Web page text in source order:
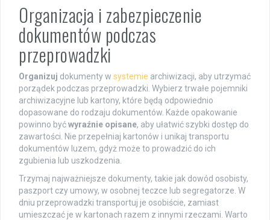
Organizacja i zabezpieczenie
dokumentów podczas
przeprowadzki
Organizuj dokumenty w systemie archiwizacji, aby utrzymać
porządek podczas przeprowadzki. Wybierz trwałe pojemniki
archiwizacyjne lub kartony, które będą odpowiednio
dopasowane do rodzaju dokumentów. Każde opakowanie
powinno byćwyraźnie opisane, aby ułatwić szybki dostęp do
zawartości. Nie przepełniaj kartonów i unikaj transportu
dokumentów luzem, gdyż może to prowadzić do ich
zgubienia lub uszkodzenia.
Trzymaj najważniejsze dokumenty, takie jak dowód osobisty,
paszport czy umowy, w osobnej teczce lub segregatorze. W
dniu przeprowadzki transportuj je osobiście, zamiast
umieszczać je w kartonach razem z innymi rzeczami. Warto